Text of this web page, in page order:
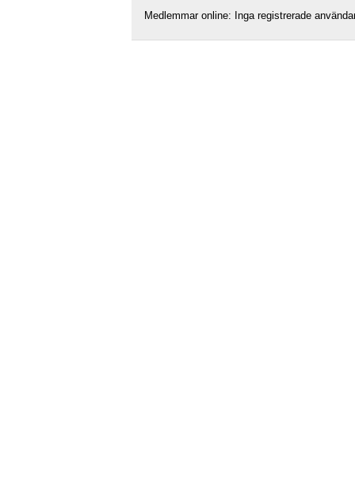
Medlemmar online: Inga registrerade